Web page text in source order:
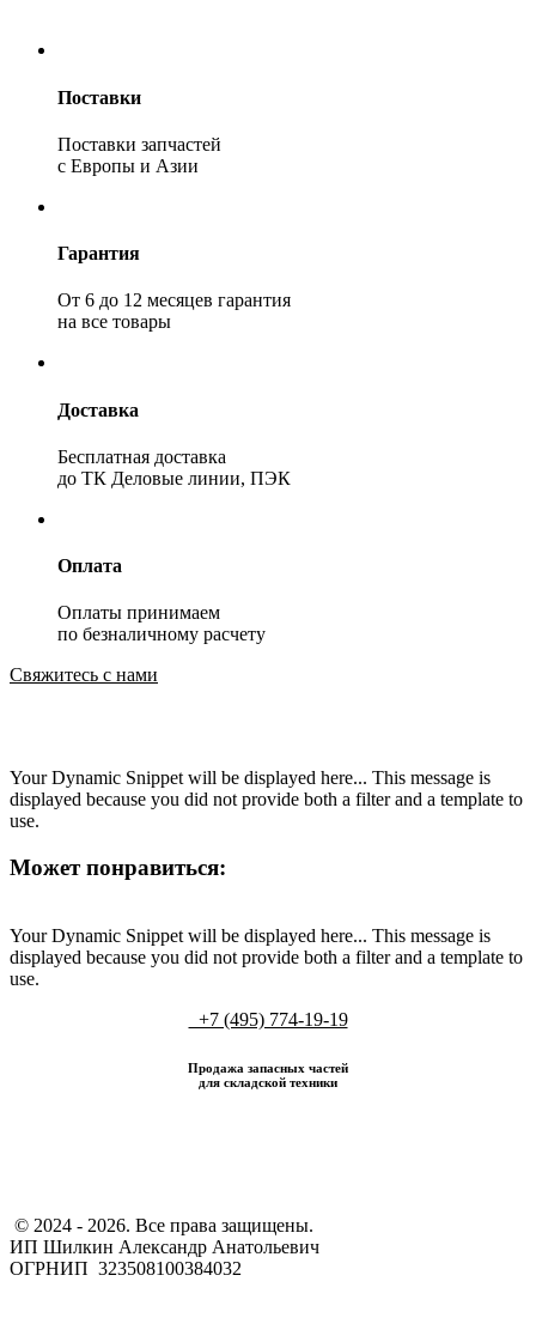
Поставки
Поставки запчастей
с Европы и Азии
Гарантия
От 6 до 12 месяцев гарантия
на все товары
Доставка
Бесплатная доставка
до ТК Деловые линии, ПЭК
Оплата
Оплаты принимаем
по безналичному расчету
Свяжитесь с нами
Your Dynamic Snippet will be displayed here... This message is
displayed because you did not provide both a filter and a template to
use.
Может понравиться:
Your Dynamic Snippet will be displayed here... This message is
displayed because you did not provide both a filter and a template to
use.
+7 (495) 774-19-19
Продажа запасных частей
для складской техники
​ © 2024 - 2026. Все права защищены.
ИП Шилкин Александр Анатольевич
ОГРНИП 323508100384032